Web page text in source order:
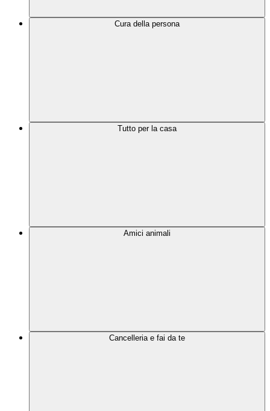
Cura della persona
Tutto per la casa
Amici animali
Cancelleria e fai da te